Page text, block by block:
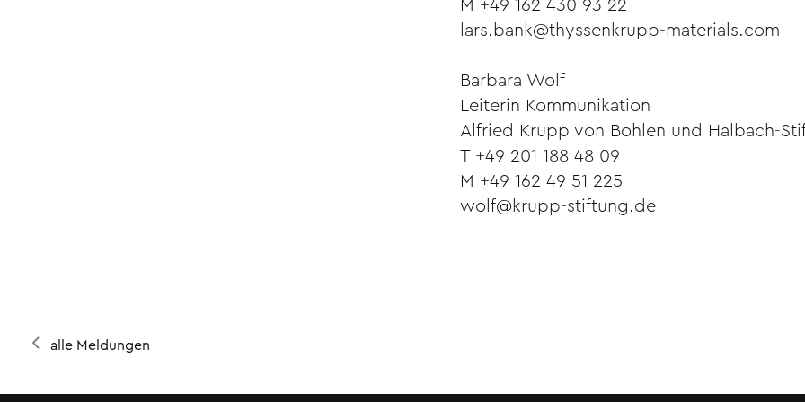
lars.bank@thyssenkrupp-materials.com
Barbara Wolf
Leiterin Kommunikation
Alfried Krupp von Bohlen und Halbach-
T +49 201 188 48 09
M +49 162 49 51 225
wolf@krupp-stiftung.de
alle Meldungen